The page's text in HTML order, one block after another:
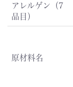
アレルゲン（7
品目）
原材料名